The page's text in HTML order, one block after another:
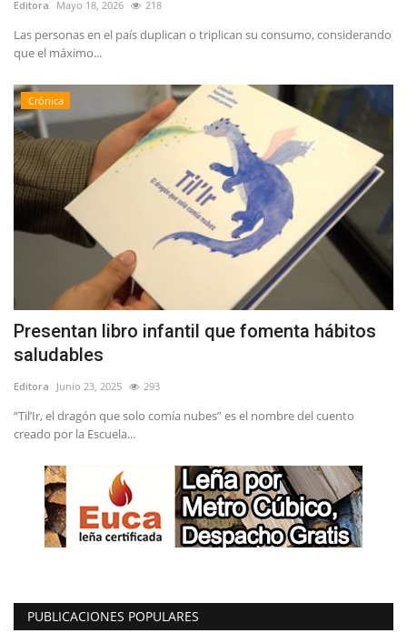
Editora Mayo 18, 2026 218
Las personas en el país duplican o triplican su consumo, considerando
que el máximo...
Crónica
Presentan libro infantil que fomenta hábitos
saludables
Editora Junio 23, 2025 293
“Til’Ir, el dragón que solo comía nubes” es el nombre del cuento
creado por la Escuela...
PUBLICACIONES POPULARES